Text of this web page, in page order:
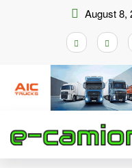
August 8,